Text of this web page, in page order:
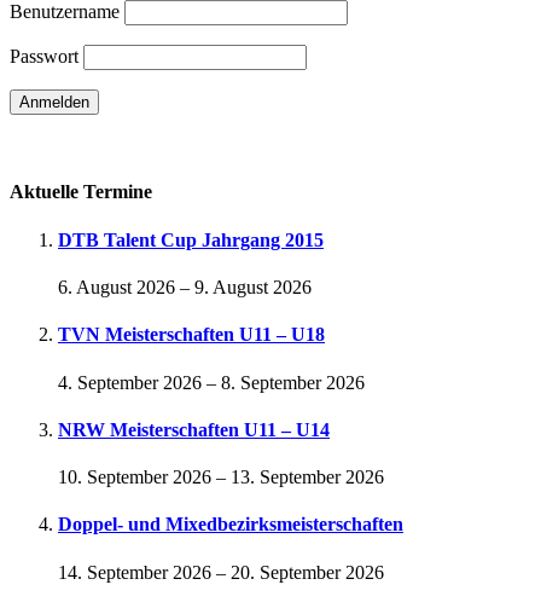
Benutzername
Passwort
Aktuelle Termine
DTB Talent Cup Jahrgang 2015
6. August 2026 – 9. August 2026
TVN Meisterschaften U11 – U18
4. September 2026 – 8. September 2026
NRW Meisterschaften U11 – U14
10. September 2026 – 13. September 2026
Doppel- und Mixedbezirksmeisterschaften
14. September 2026 – 20. September 2026